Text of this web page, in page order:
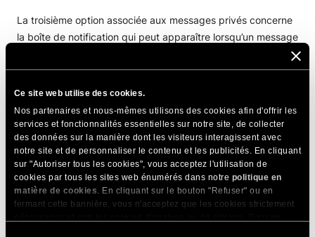
Ce site web utilise des cookies.
Nos partenaires et nous-mêmes utilisons des cookies afin d'offrir les
services et fonctionnalités essentielles sur notre site, de collecter
des données sur la manière dont les visiteurs interagissent avec
notre site et de personnaliser le contenu et les publicités. En cliquant
sur "Autoriser tous les cookies", vous acceptez l'utilisation de
cookies par tous les sites web énumérés dans notre politique en
matière de cookies. En cliquant sur le bouton "Refuser" ou en
fermant cette bannière, vous n'acceptez que les cookies strictement
La troisième option associée aux messages privés concerne
la boîte de notification qui peut apparaître lorsqu’un message
Afficher une boîte de notification à la réception d’un
message privé
PARTAGER CET ARTICLE